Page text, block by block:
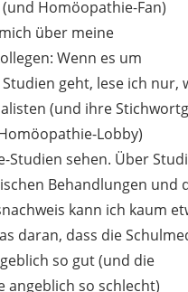
Homöopathie-Fan)
über meine
Wenn es um
geht, lese ich nur,
(und ihre
Lobby)
Studien sehen. Über
Behandlungen und
kann ich kaum
daran, dass die
so gut (und die
angeblich so schlecht)